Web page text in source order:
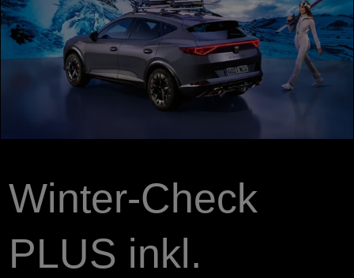
Winter-Check
PLUS inkl.